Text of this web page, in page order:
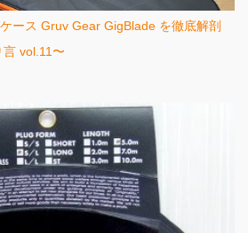
ース Gruv Gear GigBlade を徹底解剖
vol.11〜